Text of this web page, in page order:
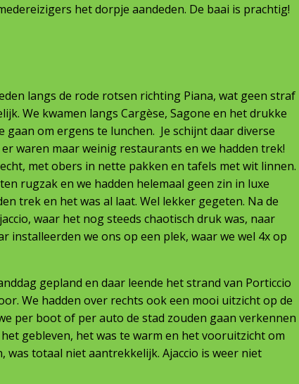
het dorpje aandeden. De baai is prachtig!
langs de rode rotsen richting Piana, wat geen straf
We kwamen langs Cargèse, Sagone en het drukke
gaan om ergens te lunchen. Je schijnt daar diverse
waren maar weinig restaurants en we hadden trek!
met obers in nette pakken en tafels met wit linnen.
rugzak en we hadden helemaal geen zin in luxe
trek en het was al laat. Wel lekker gegeten. Na de
waar het nog steeds chaotisch druk was, naar
installeerden we ons op een plek, waar we wel 4x op
gepland en daar leende het strand van Porticcio
We hadden over rechts ook een mooi uitzicht op de
per boot of per auto de stad zouden gaan verkennen
gebleven, het was te warm en het vooruitzicht om
totaal niet aantrekkelijk. Ajaccio is weer niet